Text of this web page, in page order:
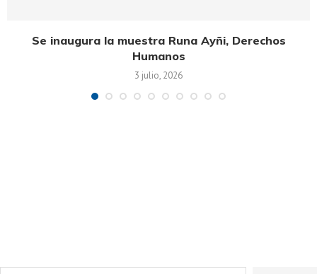
Se inaugura la muestra Runa Ayñi, Derechos
Humanos
3 julio, 2026